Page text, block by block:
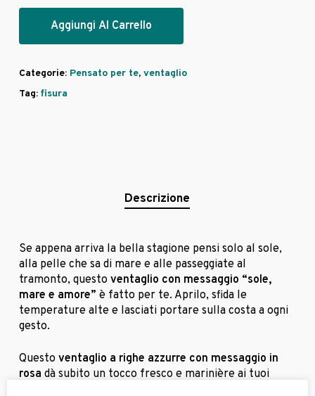
Aggiungi Al Carrello
Categorie: Pensato per te, ventaglio
Tag: fisura
Descrizione
Se appena arriva la bella stagione pensi solo al sole,
alla pelle che sa di mare e alle passeggiate al
tramonto, questo ventaglio con messaggio “sole,
mare e amore” è fatto per te. Aprilo, sfida le
temperature alte e lasciati portare sulla costa a ogni
gesto.
Questo ventaglio a righe azzurre con messaggio in
rosa dà subito un tocco fresco e marinière ai tuoi